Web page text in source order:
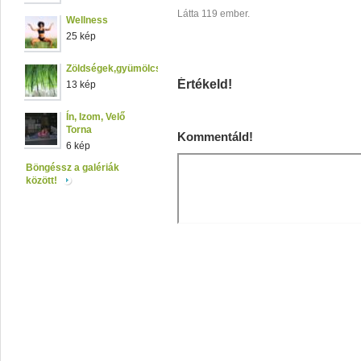
Wellness
25 kép
Zöldségek,gyümölcsök
13 kép
Ín, Izom, Velő
Torna
6 kép
Böngéssz a galériák
között!
Látta 119 ember.
Értékeld!
Kommentáld!